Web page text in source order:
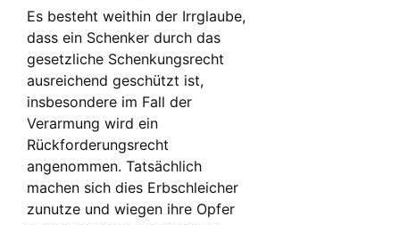
Es besteht weithin der Irrglaube,
dass ein Schenker durch das
gesetzliche Schenkungsrecht
ausreichend geschützt ist,
insbesondere im Fall der
Verarmung wird ein
Rückforderungsrecht
angenommen. Tatsächlich
machen sich dies Erbschleicher
zunutze und wiegen ihre Opfer